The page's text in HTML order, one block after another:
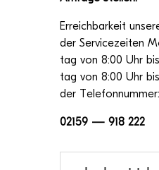
Erreich­bar­keit
der Ser­vice­zei­ten
tag von 8:00 Uhr
tag von 8:00 Uhr
der Telefonnummer:
02159 — 918 222